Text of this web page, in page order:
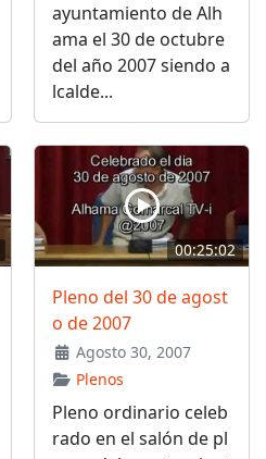
ayuntamiento de Alh
ama el 30 de octubre
del año 2007 siendo a
lcalde...
00:25:02
Pleno del 30 de agost
o de 2007
Agosto 30, 2007
Plenos
Pleno ordinario celeb
rado en el salón de pl